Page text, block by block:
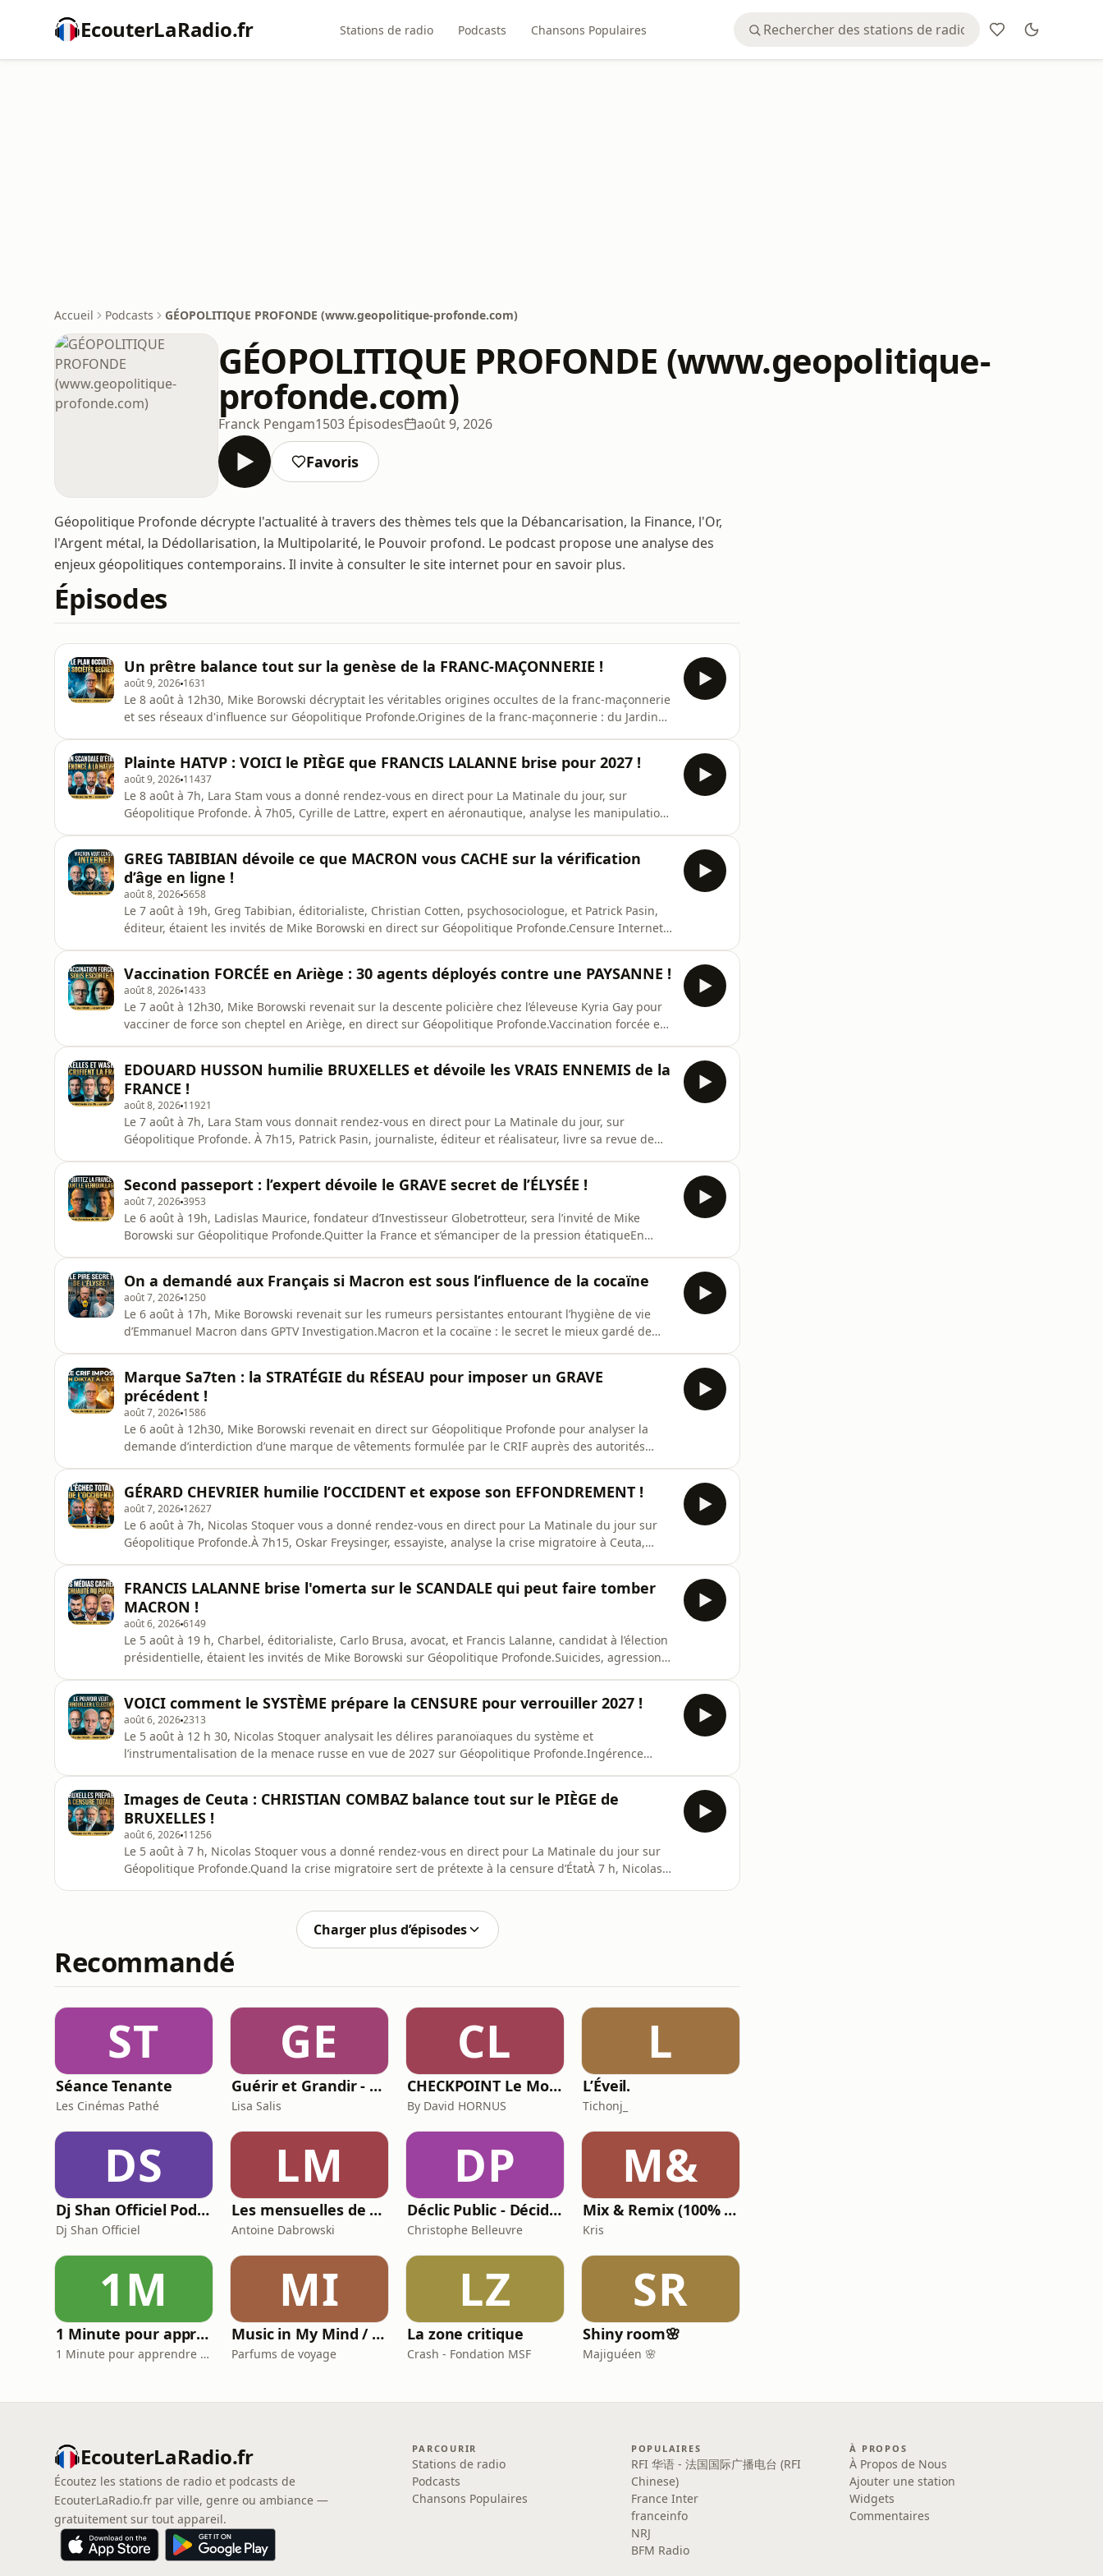
EcouterLaRadio.fr Stations de radio Podcasts Chansons Populaires
Accueil Podcasts GÉOPOLITIQUE PROFONDE (www.geopolitique-profonde.com)
GÉOPOLITIQUE PROFONDE (www.geopolitique-
profonde.com)
Franck Pengam1503 Épisodes août 9, 2026
Favoris
Géopolitique Profonde décrypte l'actualité à travers des thèmes tels que la Débancarisation, la Finance, l'Or,
l'Argent métal, la Dédollarisation, la Multipolarité, le Pouvoir profond. Le podcast propose une analyse des
enjeux géopolitiques contemporains. Il invite à consulter le site internet pour en savoir plus.
Épisodes
Un prêtre balance tout sur la genèse de la FRANC-MAÇONNERIE !
août 9, 2026 1631
Le 8 août à 12h30, Mike Borowski décryptait les véritables origines occultes de la franc-maçonnerie
et ses réseaux d'influence sur Géopolitique Profonde.Origines de la franc-maçonnerie : du Jardin
en 1717 à Londres. Néanmoins, la déclaration d'un prêtre vient remettre en cause cette version.
Selon ce
Plainte HATVP : VOICI le PIÈGE que FRANCIS LALANNE brise pour 2027 !
août 9, 2026 11437
Le 8 août à 7h, Lara Stam vous a donné rendez-vous en direct pour La Matinale du jour, sur
Géopolitique Profonde. À 7h05, Cyrille de Lattre, expert en aéronautique, analyse les manipulations
Ismérie, revient su
GREG TABIBIAN dévoile ce que MACRON vous CACHE sur la vérification
d’âge en ligne !
août 8, 2026 5658
Le 7 août à 19h, Greg Tabibian, éditorialiste, Christian Cotten, psychosociologue, et Patrick Pasin,
éditeur, étaient les invités de Mike Borowski en direct sur Géopolitique Profonde.Censure Internet :
Macron accélère l’organisation d’un nouveau cadre réglementaire pour le numérique. L’exécutif
met en avant la
Vaccination FORCÉE en Ariège : 30 agents déployés contre une PAYSANNE !
août 8, 2026 1433
Le 7 août à 12h30, Mike Borowski revenait sur la descente policière chez l’éleveuse Kyria Gay pour
vacciner de force son cheptel en Ariège, en direct sur Géopolitique Profonde.Vaccination forcée en
cette opérati
EDOUARD HUSSON humilie BRUXELLES et dévoile les VRAIS ENNEMIS de la
FRANCE !
août 8, 2026 11921
Le 7 août à 7h, Lara Stam vous donnait rendez-vous en direct pour La Matinale du jour, sur
Géopolitique Profonde. À 7h15, Patrick Pasin, journaliste, éditeur et réalisateur, livre sa revue de
les États-Unis autour des détroits stratégiques. À 8h10, Jean-Loup Izambert, journaliste
d’investigation
Second passeport : l’expert dévoile le GRAVE secret de l’ÉLYSÉE !
août 7, 20263953
Le 6 août à 19h, Ladislas Maurice, fondateur d’Investisseur Globetrotteur, sera l’invité de Mike
Borowski sur Géopolitique Profonde.Quitter la France et s’émanciper de la pression étatiqueEn
encadrement toujo
On a demandé aux Français si Macron est sous l’influence de la cocaïne
août 7, 2026 1250
Le 6 août à 17h, Mike Borowski revenait sur les rumeurs persistantes entourant l’hygiène de vie
d’Emmanuel Macron dans GPTV Investigation.Macron et la cocaïne : le secret le mieux gardé de
apparu à deux reprises avec des lunettes de soleil opaques lors de rendez-vous officiels. Si la
version officielle é
Marque Sa7ten : la STRATÉGIE du RÉSEAU pour imposer un GRAVE
précédent !
août 7, 2026 1586
Le 6 août à 12h30, Mike Borowski revenait en direct sur Géopolitique Profonde pour analyser la
demande d’interdiction d’une marque de vêtements formulée par le CRIF auprès des autorités
représentatif des institutions juives de France (CRIF) a récemment saisi les ministères de l’Intérieur
et de la Justice.
GÉRARD CHEVRIER humilie l’OCCIDENT et expose son EFFONDREMENT !
août 7, 2026 12627
Le 6 août à 7h, Nicolas Stoquer vous a donné rendez-vous en direct pour La Matinale du jour sur
Géopolitique Profonde.À 7h15, Oskar Freysinger, essayiste, analyse la crise migratoire à Ceuta,
Sénat américain e
FRANCIS LALANNE brise l'omerta sur le SCANDALE qui peut faire tomber
MACRON !
août 6, 20266149
Le 5 août à 19 h, Charbel, éditorialiste, Carlo Brusa, avocat, et Francis Lalanne, candidat à l’élection
présidentielle, étaient les invités de Mike Borowski sur Géopolitique Profonde.Suicides, agressions
sommet de l’État français. D’après les éléments disponibles, deux suicides et deux tentatives de
suicide
VOICI comment le SYSTÈME prépare la CENSURE pour verrouiller 2027 !
août 6, 20262313
Le 5 août à 12 h 30, Nicolas Stoquer analysait les délires paranoïaques du système et
l’instrumentalisation de la menace russe en vue de 2027 sur Géopolitique Profonde.Ingérence
récemment publiées, le service de l’État Viginum aurait mis en garde plusieurs figures politiques
françaises. Raphaël Glucksmann et Éd
Images de Ceuta : CHRISTIAN COMBAZ balance tout sur le PIÈGE de
BRUXELLES !
août 6, 2026 11256
Le 5 août à 7 h, Nicolas Stoquer vous a donné rendez-vous en direct pour La Matinale du jour sur
Géopolitique Profonde.Quand la crise migratoire sert de prétexte à la censure d’ÉtatÀ 7 h, Nicolas
Charger plus d’épisodes
Recommandé
ST
Séance Tenante
Les Cinémas Pathé
GE
Guérir et Grandir - Le podcast santé et nutrition de Lisa Salis (@lisasalislife)
Lisa Salis
CL
CHECKPOINT Le Monde de la Sécurité Privée (Intelligence économique, Défense et sécurité)
By David HORNUS
L
L’Éveil.
Tichonj_
DS
Dj Shan Officiel Podcast
Dj Shan Officiel
LM
Les mensuelles de Tsugi Radio
Antoine Dabrowski
DP
Déclic Public - Décider en commande publique sans se mettre en faute
Christophe Belleuvre
M&
Mix & Remix (100% Hits) - Oxygène Radio
Kris
1M
1 Minute pour apprendre l’Histoire - France
1 Minute pour apprendre l'Histoire
MI
Music in My Mind / On Air
Parfums de voyage
LZ
La zone critique
Crash - Fondation MSF
SR
Shiny room🌸
Majiguéen 🌸
EcouterLaRadio.fr
Écoutez les stations de radio et podcasts de
EcouterLaRadio.fr par ville, genre ou ambiance —
gratuitement sur tout appareil.
PARCOURIR
Stations de radio
Podcasts
Chansons Populaires
POPULAIRES
RFI 华语 - 法国国际广播电台 (RFI
Chinese)
France Inter
franceinfo
NRJ
BFM Radio
À PROPOS
À Propos de Nous
Ajouter une station
Widgets
Commentaires